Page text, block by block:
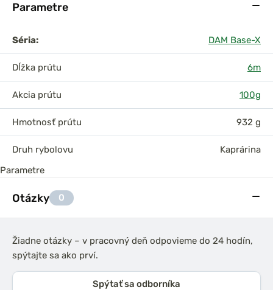
Parametre
Séria: DAM Base-X
Dĺžka prútu 6m
Akcia prútu 100g
Hmotnosť prútu 932 g
Druh rybolovu
Kaprárina
Parametre
Otázky 0
Žiadne otázky – v pracovný deň odpovieme do 24 hodín,
spýtajte sa ako prví.
Spýtať sa odborníka